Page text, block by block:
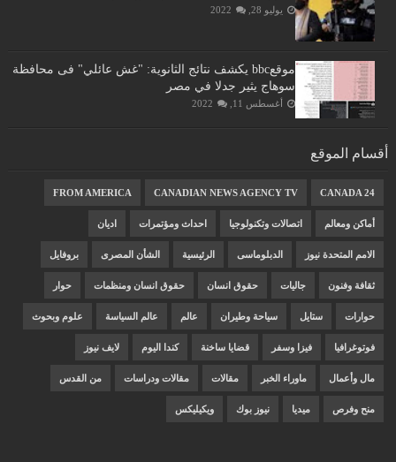
يوليو 28, 2022
موقعbbc يكشف نتائج الثانوية: "غش عائلي" فى محافظة
سوهاج يثير جدلا في مصر
أغسطس 11, 2022
أقسام الموقع
CANADA 24
CANADIAN NEWS AGENCY TV
FROM AMERICA
أماكن ومعالم اتصالات وتكنولوجيا احداث ومؤتمرات اديان
الامم المتحدة نيوز الدبلوماسى الرئيسية الشأن المصرى بروفايل
ثقافة وفنون جاليات حقوق انسان حقوق انسان ومنظمات حوار
حوارات ستايل سياحة وطيران عالم عالم السياسة علوم وبحوث
فوتوغرافيا فيزا وسفر قضايا ساخنة كندا اليوم لايف نيوز
مال وأعمال ماوراء الخبر مقالات مقالات ودراسات من القدس
منح وفرص ميديا نيوز بوك ويكيليكس